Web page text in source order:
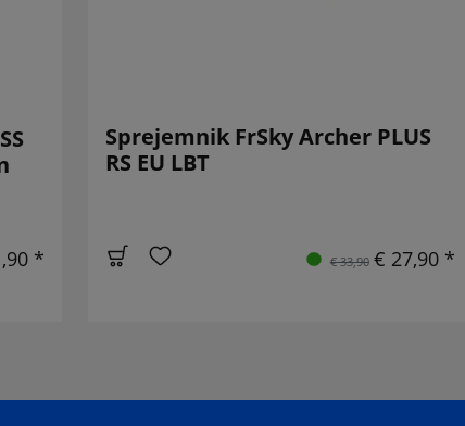
*
Sprejemnik FrSky Archer PLUS
RS EU LBT
€ 33,90 € 27,90 *